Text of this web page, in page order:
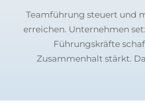
Teamführung steuert und
erreichen. Unternehmen
Führungskräfte
Zusammenhalt stärkt.